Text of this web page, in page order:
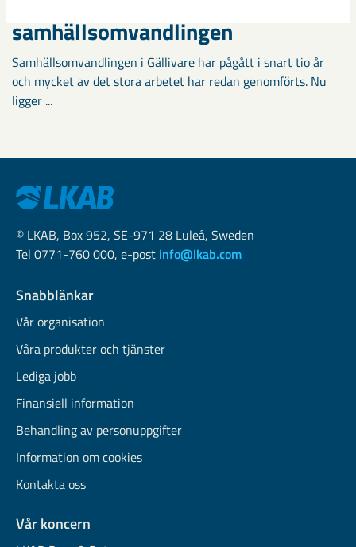
Fokus på östra Malmberget i
samhällsomvandlingen
Samhällsomvandlingen i Gällivare har pågått i snart tio år
och mycket av det stora arbetet har redan genomförts. Nu
ligger ...
© LKAB, Box 952, SE-971 28 Luleå, Sweden
Tel 0771-760 000, e-post info@lkab.com
Snabblänkar
Vår organisation
Våra produkter och tjänster
Lediga jobb
Finansiell information
Behandling av personuppgifter
Information om cookies
Kontakta oss
Vår koncern